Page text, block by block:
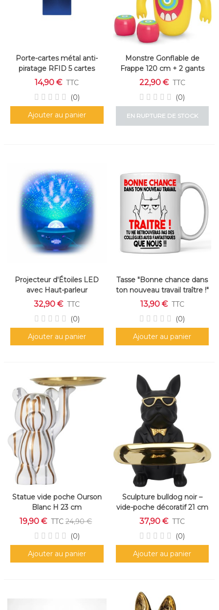
Porte-cartes métal anti-
piratage RFID 5 cartes
design
14,90 € TTC
(0)
Ajouter au panier
Monstre Gonflable de
Frappe 120 cm + 2 gants
+3 Ans
22,90 € TTC
(0)
EN RUPTURE DE STOCK
Projecteur d'Étoiles LED
avec Haut-parleur
32,90 € TTC
(0)
Ajouter au panier
Tasse "Bonne chance dans
ton nouveau travail traître !"
– Mug humour collègue
13,90 € TTC
(0)
Ajouter au panier
Statue vide poche Ourson
Blanc H 23 cm
19,90 € TTC 24,90 €
(0)
Ajouter au panier
Sculpture bulldog noir –
vide-poche décoratif 21 cm
37,90 € TTC
(0)
Ajouter au panier